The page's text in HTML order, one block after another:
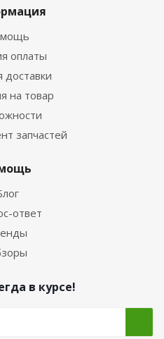
оплаты
доставки
на товар
запчастей
ответ
в курсе!